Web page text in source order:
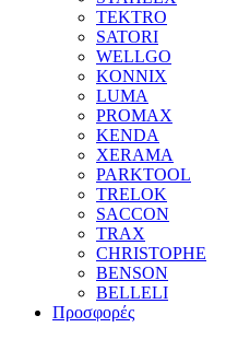
TEKTRO
SATORI
WELLGO
KONNIX
LUMA
PROMAX
KENDA
XERAMA
PARKTOOL
TRELOK
SACCON
TRAX
CHRISTOPHE
BENSON
BELLELI
Προσφορές